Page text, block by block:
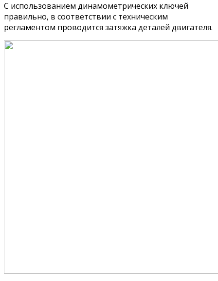
С использованием динамометрических ключей
правильно, в соответствии с техническим
регламентом проводится затяжка деталей двигателя.